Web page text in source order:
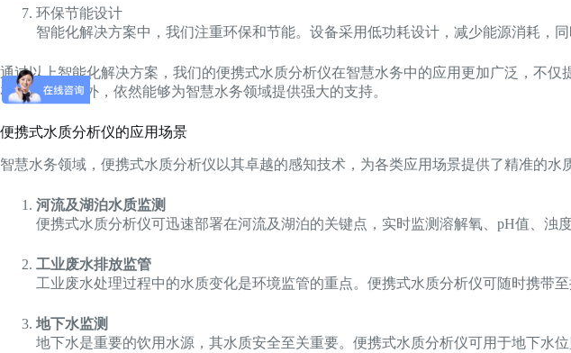
环保节能设计
智能化解决方案中，我们注重环保和节能。设备采用低功耗设计，减少能源消耗，
通过以上智能化解决方案，我们的便携式水质分析仪在智慧水务中的应用更加广泛，不
在PLC控制之外，依然能够为智慧水务领域提供强大的支持。
便携式水质分析仪的应用场景
智慧水务领域，便携式水质分析仪以其卓越的感知技术，为各类应用场景提供了精准的水
河流及湖泊水质监测
便携式水质分析仪可迅速部署在河流及湖泊的关键点，实时监测溶解氧、pH值、浊
工业废水排放监管
工业废水处理过程中的水质变化是环境监管的重点。便携式水质分析仪可随时携带
地下水监测
地下水是重要的饮用水源，其水质安全至关重要。便携式水质分析仪可用于地下水